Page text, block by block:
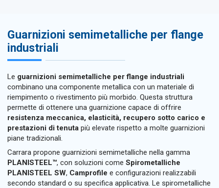
Guarnizioni semimetalliche per flange
industriali
Le guarnizioni semimetalliche per flange industriali
combinano una componente metallica con un materiale di
riempimento o rivestimento più morbido. Questa struttura
permette di ottenere una guarnizione capace di offrire
resistenza meccanica, elasticità, recupero sotto carico e
prestazioni di tenuta più elevate rispetto a molte guarnizioni
piane tradizionali.
Carrara propone guarnizioni semimetalliche nella gamma
PLANISTEEL™, con soluzioni come Spirometalliche
PLANISTEEL SW, Camprofile e configurazioni realizzabili
secondo standard o su specifica applicativa. Le spirometalliche